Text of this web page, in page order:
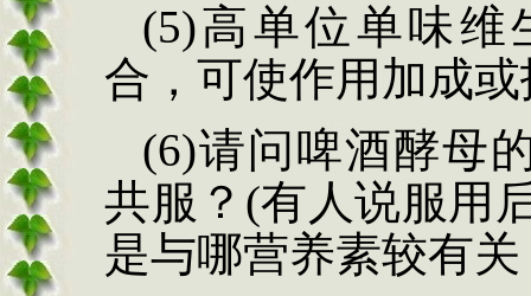
(5)高单位单味维
合，可使作用加成
(6)请问啤酒酵母
共服？(有人说服用
是与哪营养素较有